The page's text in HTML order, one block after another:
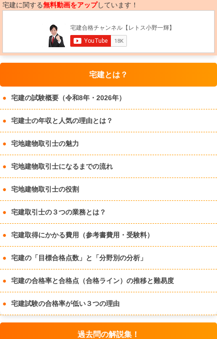
宅建に関する無料動画をアップしています！
宅建とは？
宅建の試験概要（令和8年・2026年）
宅建士の年収と人気の理由とは？
宅地建物取引士の魅力
宅地建物取引士になるまでの流れ
宅地建物取引士の役割
宅建取引士の３つの業務とは？
宅建取得にかかる費用（参考書費用・受験料）
宅建の「目標合格点数」と「分野別の分析」
宅建の合格率と合格点（合格ライン）の推移と難易度
宅建試験の合格率が低い３つの理由
過去問の解説集！